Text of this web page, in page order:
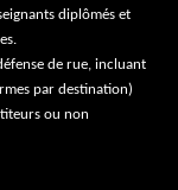
diplômés et
de rue, incluant
par destination)
ou non